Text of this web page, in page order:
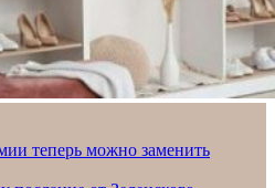
теперь можно заменить